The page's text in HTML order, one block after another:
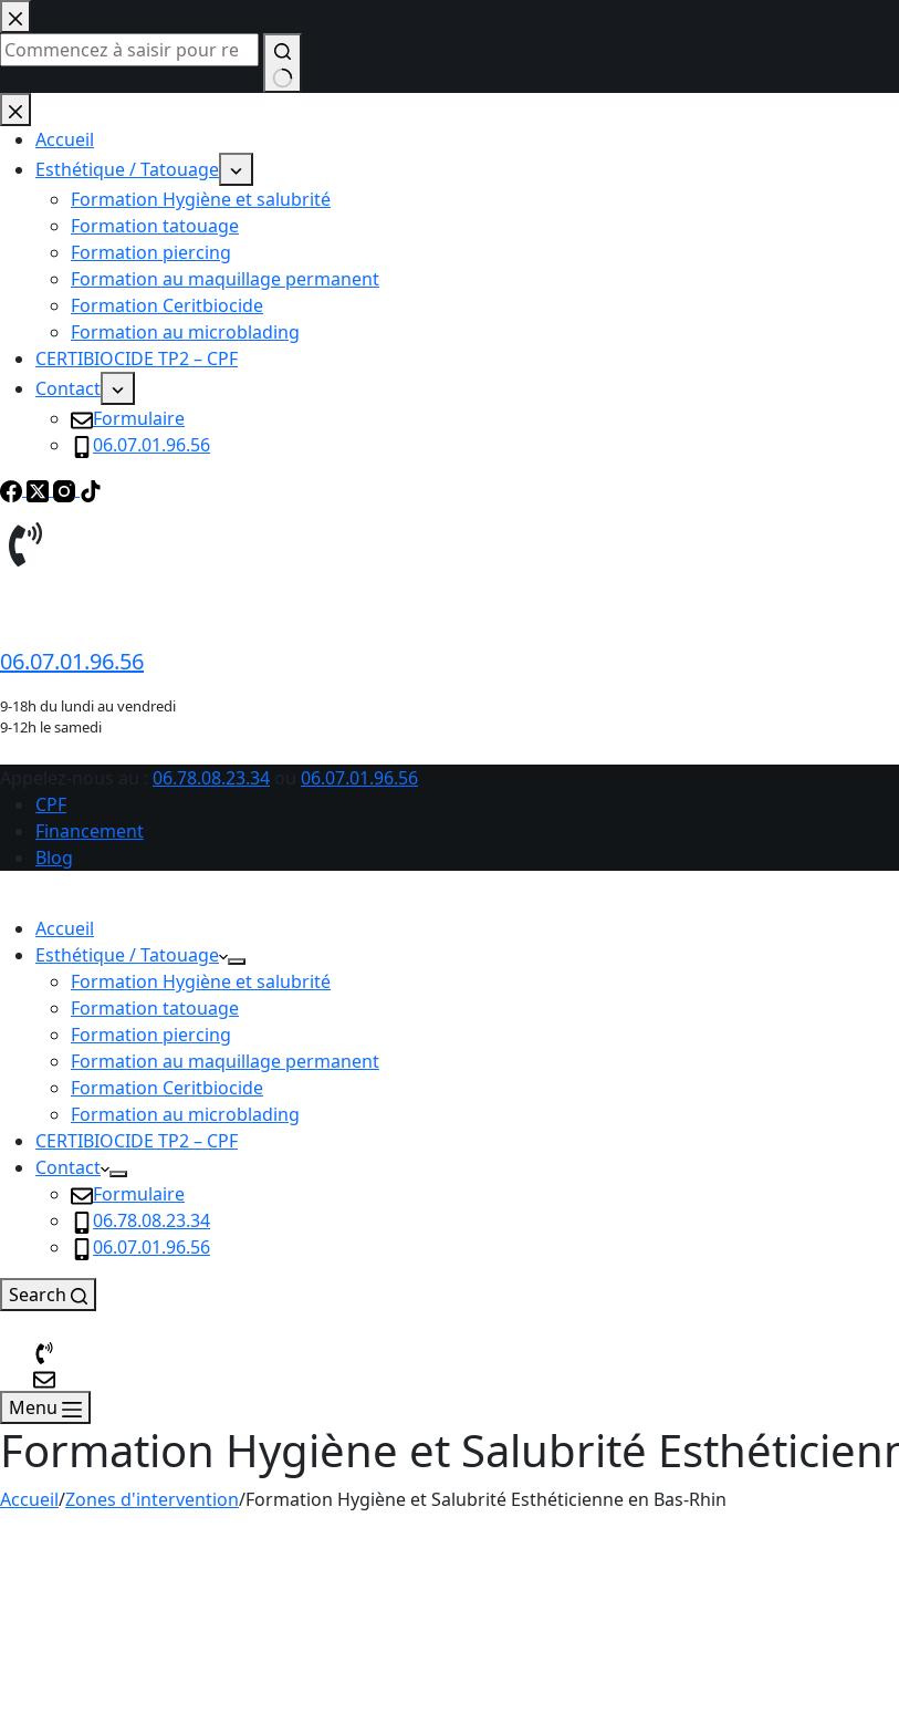
Passer
au
contenu
Aucun
résultatAccueil
Esthétique / Tatouage
Formation Hygiène et salubrité
Formation tatouage
Formation piercing
Formation au maquillage permanent
Formation Ceritbiocide
Formation au microblading
CERTIBIOCIDE TP2 – CPF
Contact
Formulaire
06.07.01.96.56
06.07.01.96.56
9-18h du lundi au vendredi
9-12h le samedi
06.78.08.23.34
06.07.01.96.56
CPF
Financement
Blog
Accueil
Esthétique / Tatouage
Formation Hygiène et salubrité
Formation tatouage
Formation piercing
Formation au maquillage permanent
Formation Ceritbiocide
Formation au microblading
CERTIBIOCIDE TP2 – CPF
Contact
Formulaire
06.78.08.23.34
06.07.01.96.56
Search
Menu
Formation Hygiène et Salubrité
Accueil/Zones d'intervention/Formation Hygiène et Salubrité Esthéticienne en Bas-Rhin